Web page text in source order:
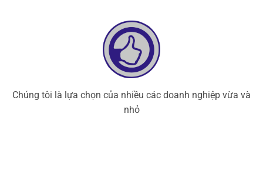
Chúng tôi là lựa chọn của nhiều các doanh nghiệp vừa và
nhỏ